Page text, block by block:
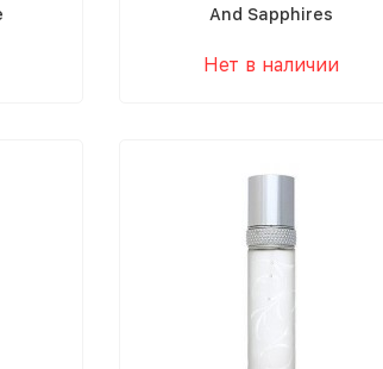
And Sapphires
Нет в наличии